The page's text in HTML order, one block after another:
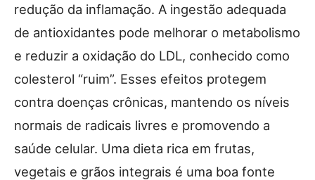
redução da inflamação. A ingestão adequada
de antioxidantes pode melhorar o metabolismo
e reduzir a oxidação do LDL, conhecido como
colesterol “ruim”. Esses efeitos protegem
contra doenças crônicas, mantendo os níveis
normais de radicais livres e promovendo a
saúde celular. Uma dieta rica em frutas,
vegetais e grãos integrais é uma boa fonte